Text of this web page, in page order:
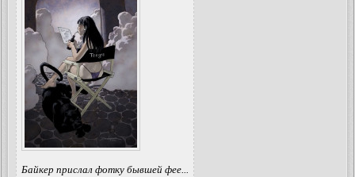
Байкер прислал фотку бывшей фее...